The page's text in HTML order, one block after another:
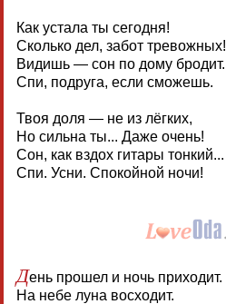
Как устала ты сегодня!
Сколько дел, забот тревожных!
Видишь — сон по дому бродит.
Спи, подруга, если сможешь.
Твоя доля — не из лёгких,
Но сильна ты... Даже очень!
Сон, как вздох гитары тонкий...
Спи. Усни. Спокойной ночи!
День прошел и ночь приходит.
На небе луна восходит.